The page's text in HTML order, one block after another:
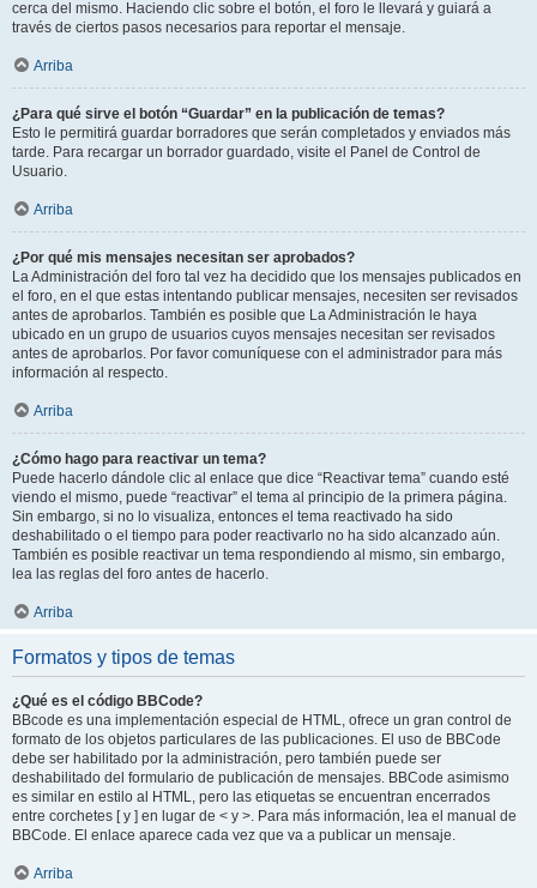
cerca del mismo. Haciendo clic sobre el botón, el foro le llevará y guiará a
través de ciertos pasos necesarios para reportar el mensaje.
Arriba
¿Para qué sirve el botón “Guardar” en la publicación de temas?
Esto le permitirá guardar borradores que serán completados y enviados más
tarde. Para recargar un borrador guardado, visite el Panel de Control de
Usuario.
Arriba
¿Por qué mis mensajes necesitan ser aprobados?
La Administración del foro tal vez ha decidido que los mensajes publicados en
el foro, en el que estas intentando publicar mensajes, necesiten ser revisados
antes de aprobarlos. También es posible que La Administración le haya
ubicado en un grupo de usuarios cuyos mensajes necesitan ser revisados
antes de aprobarlos. Por favor comuníquese con el administrador para más
información al respecto.
Arriba
¿Cómo hago para reactivar un tema?
Puede hacerlo dándole clic al enlace que dice “Reactivar tema” cuando esté
viendo el mismo, puede “reactivar” el tema al principio de la primera página.
Sin embargo, si no lo visualiza, entonces el tema reactivado ha sido
deshabilitado o el tiempo para poder reactivarlo no ha sido alcanzado aún.
También es posible reactivar un tema respondiendo al mismo, sin embargo,
lea las reglas del foro antes de hacerlo.
Arriba
Formatos y tipos de temas
¿Qué es el código BBCode?
BBcode es una implementación especial de HTML, ofrece un gran control de
formato de los objetos particulares de las publicaciones. El uso de BBCode
debe ser habilitado por la administración, pero también puede ser
deshabilitado del formulario de publicación de mensajes. BBCode asimismo
es similar en estilo al HTML, pero las etiquetas se encuentran encerrados
entre corchetes [ y ] en lugar de < y >. Para más información, lea el manual de
BBCode. El enlace aparece cada vez que va a publicar un mensaje.
Arriba